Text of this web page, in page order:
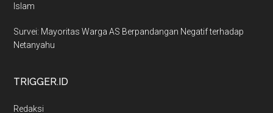
Islam
Survei: Mayoritas Warga AS Berpandangan Negatif terhadap
Netanyahu
TRIGGER.ID
Redaksi